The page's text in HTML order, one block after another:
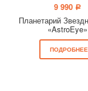
9 990 a
Планетарий
«AstroEye»
ПОДРОБНЕЕ